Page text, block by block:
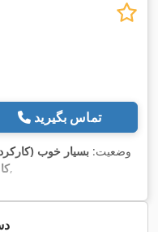
تماس بگیرید
وضعیت: بسیار خوب
,